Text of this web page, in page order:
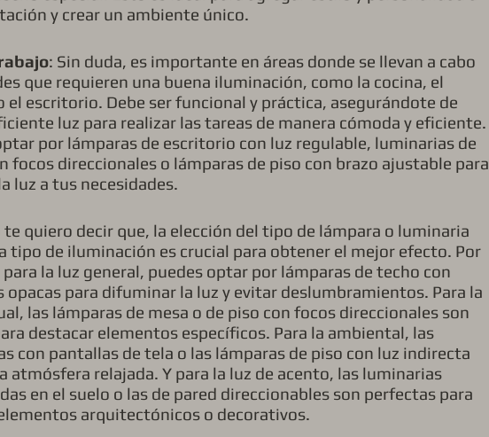
y crear un ambiente único.
: Sin duda, es importante en áreas donde se llevan a cabo
que requieren una buena iluminación, como la cocina, el
el escritorio. Debe ser funcional y práctica, asegurándote de
luz para realizar las tareas de manera cómoda y eficiente.
por lámparas de escritorio con luz regulable, luminarias de
focos direccionales o lámparas de piso con brazo ajustable para
luz a tus necesidades.
te quiero decir que, la elección del tipo de lámpara o luminaria
tipo de iluminación es crucial para obtener el mejor efecto. Por
la luz general, puedes optar por lámparas de techo con
opacas para difuminar la luz y evitar deslumbramientos. Para la
las lámparas de mesa o de piso con focos direccionales son
destacar elementos específicos. Para la ambiental, las
con pantallas de tela o las lámparas de piso con luz indirecta
atmósfera relajada. Y para la luz de acento, las luminarias
en el suelo o las de pared direccionables son perfectas para
arquitectónicos o decorativos.